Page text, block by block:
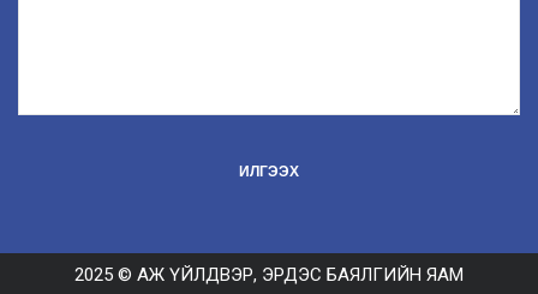
2025 © АЖ ҮЙЛДВЭР, ЭРДЭС БАЯЛГИЙН ЯАМ